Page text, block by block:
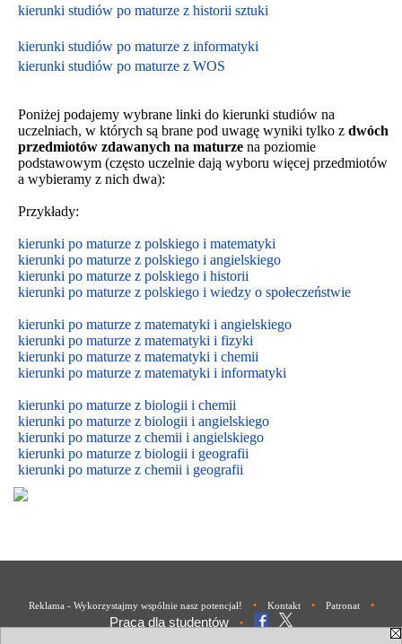
kierunki studiów po maturze z historii sztuki
kierunki studiów po maturze z informatyki
kierunki studiów po maturze z WOS
Poniżej podajemy wybrane linki do kierunki studiów na
uczelniach, w których są brane pod uwagę wyniki tylko z dwóch
przedmiotów zdawanych na maturze na poziomie
podstawowym (często uczelnie dają wyboru więcej przedmiotów
a wybieramy z nich dwa):
Przykłady:
kierunki po maturze z polskiego i matematyki
kierunki po maturze z polskiego i angielskiego
kierunki po maturze z polskiego i historii
kierunki po maturze z polskiego i wiedzy o społeczeństwie
kierunki po maturze z matematyki i angielskiego
kierunki po maturze z matematyki i fizyki
kierunki po maturze z matematyki i chemii
kierunki po maturze z matematyki i informatyki
kierunki po maturze z biologii i chemii
kierunki po maturze z biologii i angielskiego
kierunki po maturze z chemii i angielskiego
kierunki po maturze z biologii i geografii
kierunki po maturze z chemii i geografii
Reklama - Wykorzystajmy wspólnie nasz potencjał! • Kontakt • Patronat •
Praca dla studentów •